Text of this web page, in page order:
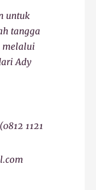
untuk
tangga
melalui
Ady
1121